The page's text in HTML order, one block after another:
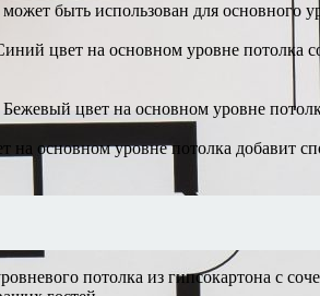
быть использован для основного
цвет на основном уровне потолка
цвет на основном уровне
основном уровне потолка добавит
потолка из гипсокартона с